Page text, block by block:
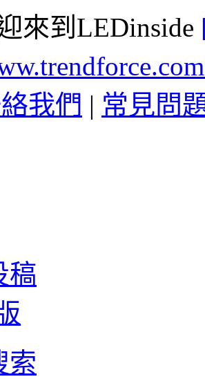
來到LEDinside
我們 | 常見問
稿
索